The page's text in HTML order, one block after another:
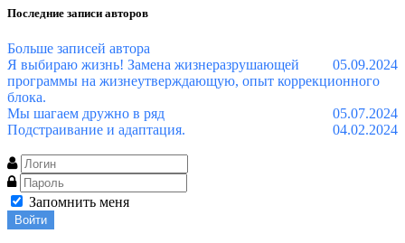
обновление
обновления
Последние записи авторов
Больше записей автора
05.09.2024
Я выбираю жизнь! Замена жизнеразрушающей
программы на жизнеутверждающую, опыт коррекционного
блока.
05.07.2024
Мы шагаем дружно в ряд
04.02.2024
Подстраивание и адаптация.
Запомнить меня
Войти